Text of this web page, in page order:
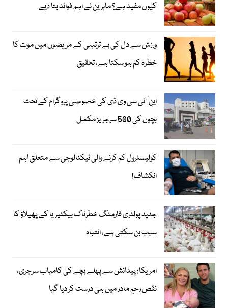
کیوں مفید ہے؟ ماہرین نے اہم فوائد بتا دیے
ورزش سے دل کی بے ترتیبی کے مریضوں میں موت کا
خطرہ کم ہو سکتا ہے، تحقیق
این آئی سی وی ڈی کی خصوصی پروگرام کے تحت
بچوں کی 500 سرجریز مکمل
کولیسٹرول کم کرنے والی ٹیکنالوجی سے متعلق اہم
انکشاف!
جدید پولٹری فارمنگ خطرناک بیکٹیریا کے پھیلاؤ کا
سبب بن سکتی ہے، انتباہ
امریکا: پیدائش سے پہلے بچے کی کامیاب سرجری،
نقص رحمِ مادر میں ہی درست کر دیا گیا